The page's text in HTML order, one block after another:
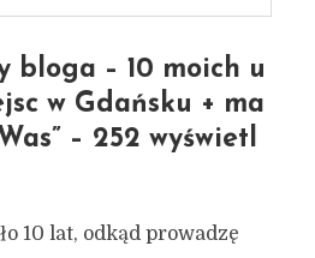
bloga – 10 moich u
w Gdańsku + ma
– 252 wyświetl
10 lat, odkąd prowadzę